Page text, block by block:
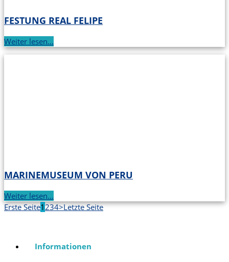
FESTUNG REAL FELIPE
Weiter lesen...
MARINEMUSEUM VON PERU
Weiter lesen...
Erste Seite1234>Letzte Seite
Informationen